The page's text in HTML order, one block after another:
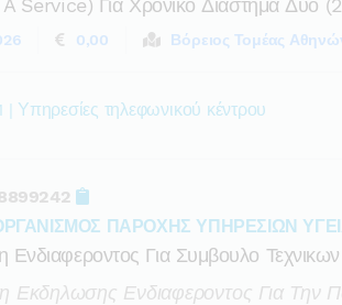
0,00 Βόρειος Τομέας
Υπηρεσίες τηλεφωνικού κέντρου
ΠΑΡΟΧΗΣ ΥΠΗΡΕΣΙΩΝ
Ενδιαφεροντος Για Συμβουλο
Εκδηλωσης Ενδιαφεροντος Για Την